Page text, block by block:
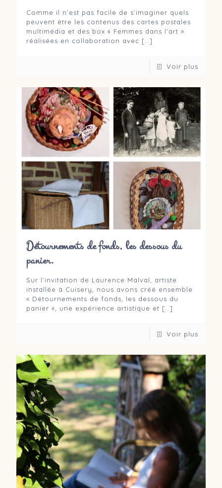
Comme il n’est pas facile de s’imaginer quels
peuvent être les contenus des cartes postales
multimédia et des box « Femmes dans l’art »
réalisées en collaboration avec […]
Voir plus
Détournements de fonds, les dessous du
panier.
Sur l’invitation de Laurence Malval, artiste
installée à Cuisery, nous avons créé ensemble
« Détournements de fonds, les dessous du
panier », une expérience artistique et […]
Voir plus